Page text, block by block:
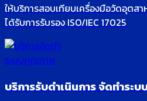
ให้บริการสอบเทียบเครื่องมือวัดอุตส
ได้รับการรับรอง ISO/IEC 17025
บริการรับดำเนินการ จัดทำระ